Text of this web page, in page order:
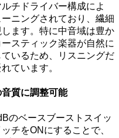
チドライバー構成によ
ニングされており、繊細
ます。特に中音域は豊か
スティック楽器が自然に
いるため、リスニングだ
ています。
質に調整可能
のベースブーストスイッ
チをONにすることで、